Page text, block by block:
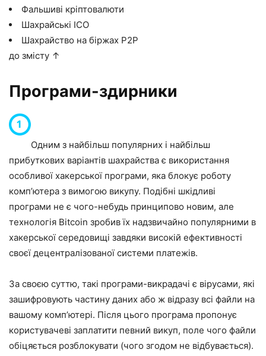
Фальшиві кріптовалюти
Шахрайські ICO
Шахрайство на біржах P2P
до змісту ↑
Програми-здирники
Одним з найбільш популярних і найбільш
прибуткових варіантів шахрайства є використання
особливої хакерської програми, яка блокує роботу
комп’ютера з вимогою викупу. Подібні шкідливі
програми не є чого-небудь принципово новим, але
технологія Bitcoin зробив їх надзвичайно популярними в
хакерської середовищі завдяки високій ефективності
своєї децентралізованої системи платежів.
За своєю суттю, такі програми-викрадачі є вірусами, які
зашифровують частину даних або ж відразу всі файли на
вашому комп’ютері. Після цього програма пропонує
користувачеві заплатити певний викуп, поле чого файли
обіцяється розблокувати (чого згодом не відбувається).